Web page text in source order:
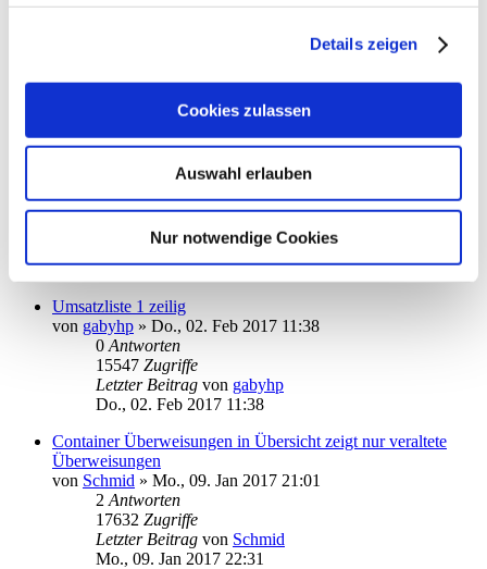
Details zeigen
Cookies zulassen
Auswahl erlauben
Nur notwendige Cookies
Letzter Beitragvonkuddel
Fr., 03. Feb 2017 18:40
Kontensortierung für Überweisungen
2Antworten
Zugriffe
Letzter Beitragvonmoneymaus
Fr., 03. Feb 2017 14:28
Umsatzliste 1 zeilig
von gabyhp » Do., 02. Feb 2017 11:38
0 Antworten
15547 Zugriffe
Letzter Beitrag von gabyhp
Do., 02. Feb 2017 11:38
Container Überweisungen in Übersicht zeigt nur veraltete
Überweisungen
von Schmid » Mo., 09. Jan 2017 21:01
2 Antworten
17632 Zugriffe
Letzter Beitrag von Schmid
Mo., 09. Jan 2017 22:31